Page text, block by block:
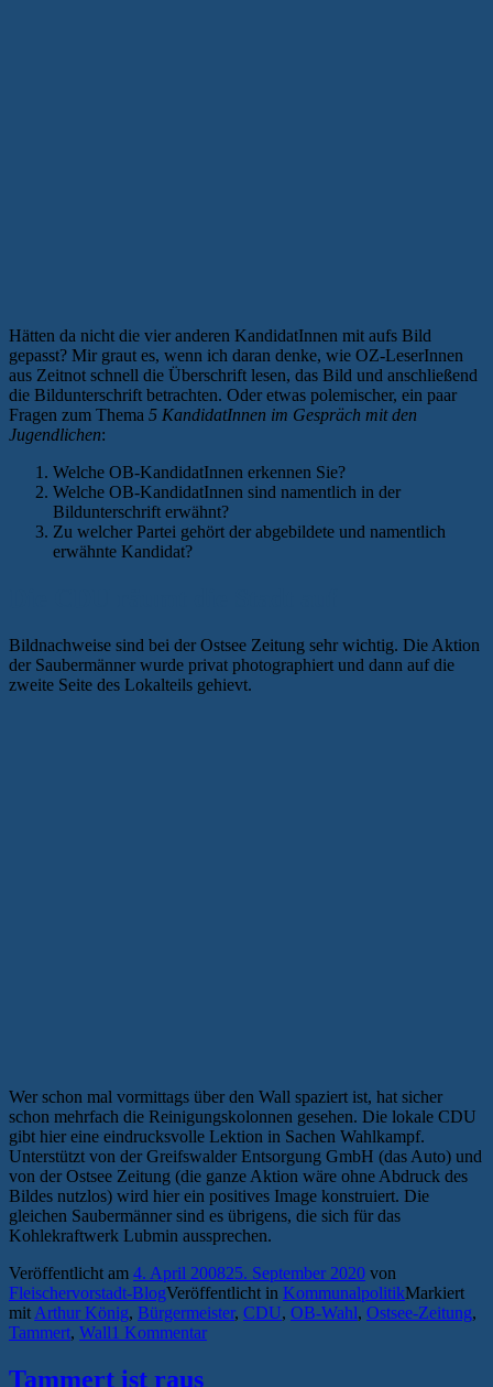
Hätten da nicht die vier anderen KandidatInnen mit aufs Bild
gepasst? Mir graut es, wenn ich daran denke, wie OZ-LeserInnen
aus Zeitnot schnell die Überschrift lesen, das Bild und anschließend
die Bildunterschrift betrachten. Oder etwas polemischer, ein paar
Fragen zum Thema 5 KandidatInnen im Gespräch mit den
Jugendlichen:
Welche OB-KandidatInnen erkennen Sie?
Welche OB-KandidatInnen sind namentlich in der
Bildunterschrift erwähnt?
Zu welcher Partei gehört der abgebildete und namentlich
erwähnte Kandidat?
Bildnachweise sind bei der Ostsee Zeitung sehr wichtig. Die Aktion
der Saubermänner wurde privat photographiert und dann auf die
zweite Seite des Lokalteils gehievt.
Wer schon mal vormittags über den Wall spaziert ist, hat sicher
schon mehrfach die Reinigungskolonnen gesehen. Die lokale CDU
gibt hier eine eindrucksvolle Lektion in Sachen Wahlkampf.
Unterstützt von der Greifswalder Entsorgung GmbH (das Auto) und
von der Ostsee Zeitung (die ganze Aktion wäre ohne Abdruck des
Bildes nutzlos) wird hier ein positives Image konstruiert. Die
gleichen Saubermänner sind es übrigens, die sich für das
Kohlekraftwerk Lubmin aussprechen.
Veröffentlicht am 4. April 200825. September 2020 von
Fleischervorstadt-BlogVeröffentlicht in KommunalpolitikMarkiert
mit Arthur König, Bürgermeister, CDU, OB-Wahl, Ostsee-Zeitung,
Tammert, Wall1 Kommentar
Tammert ist raus